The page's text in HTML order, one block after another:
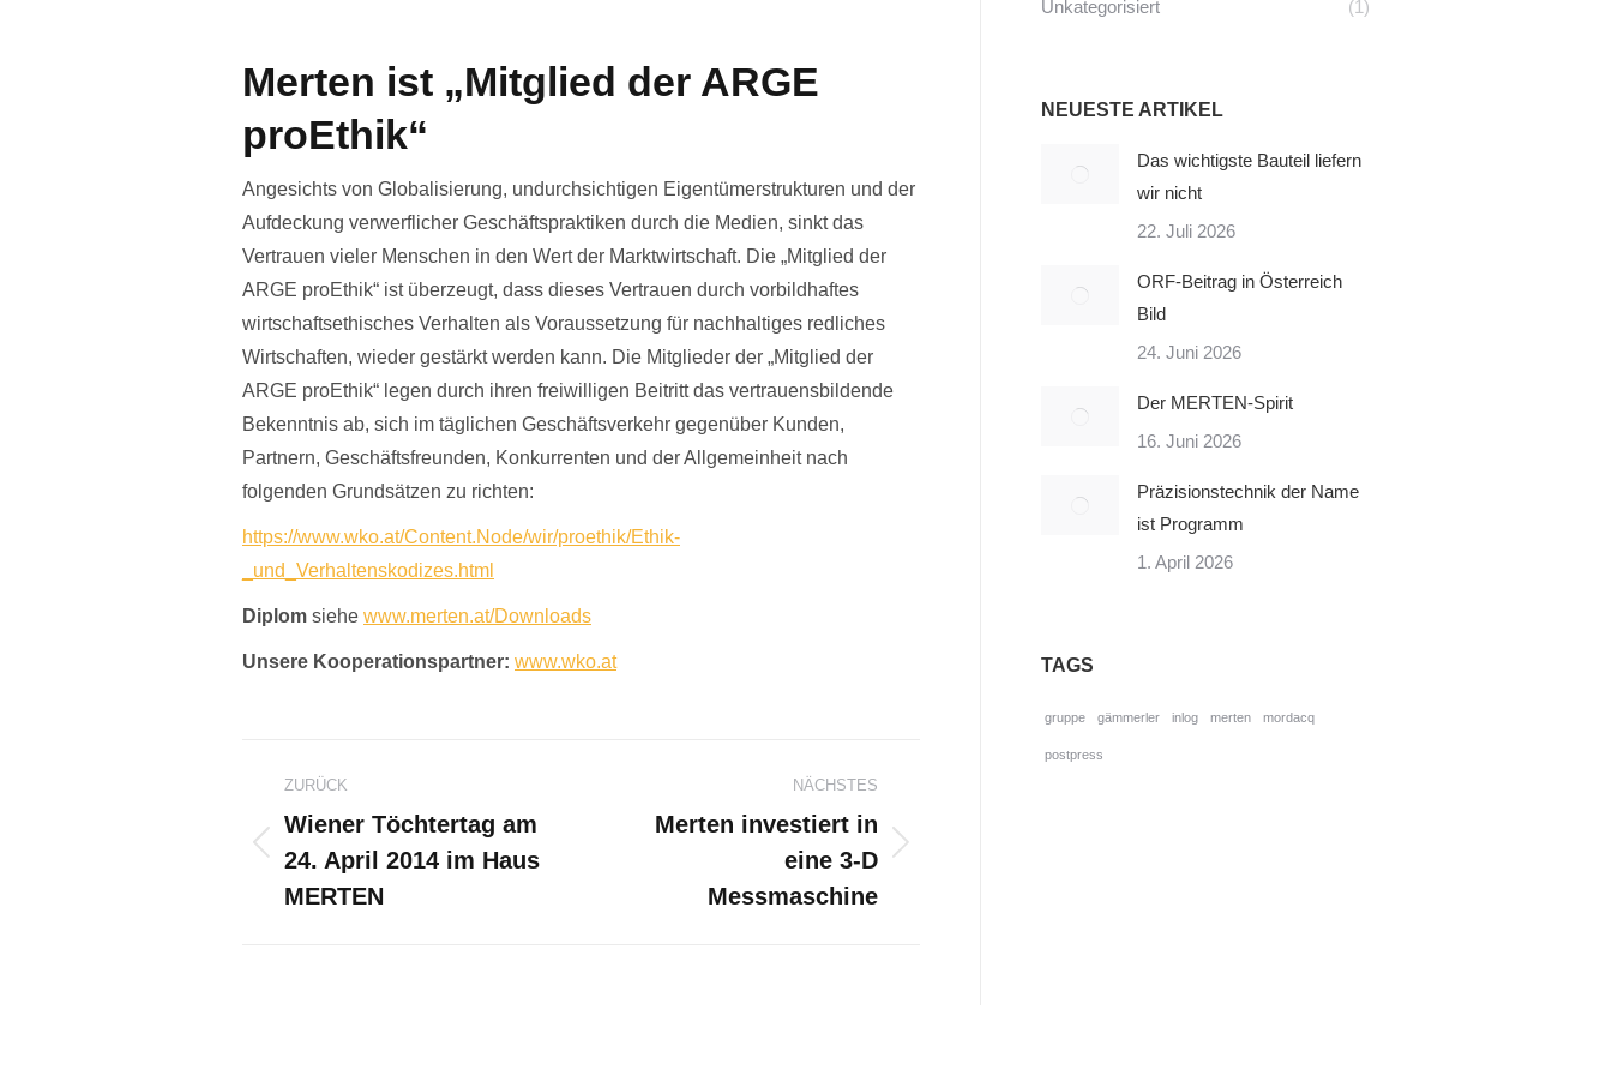
Merten ist „Mitglied der ARGE
proEthik“
Angesichts von Globalisierung, undurchsichtigen Eigentümerstrukturen und der
Aufdeckung verwerflicher Geschäftspraktiken durch die Medien, sinkt das
Vertrauen vieler Menschen in den Wert der Marktwirtschaft. Die „Mitglied der
ARGE proEthik“ ist überzeugt, dass dieses Vertrauen durch vorbildhaftes
wirtschaftsethisches Verhalten als Voraussetzung für nachhaltiges redliches
Wirtschaften, wieder gestärkt werden kann. Die Mitglieder der „Mitglied der
ARGE proEthik“ legen durch ihren freiwilligen Beitritt das vertrauensbildende
Bekenntnis ab, sich im täglichen Geschäftsverkehr gegenüber Kunden,
Partnern, Geschäftsfreunden, Konkurrenten und der Allgemeinheit nach
folgenden Grundsätzen zu richten:
https://www.wko.at/Content.Node/wir/proethik/Ethik-
_und_Verhaltenskodizes.html
Diplom siehe www.merten.at/Downloads
Unsere Kooperationspartner: www.wko.at
Kommentarnavigation
ZURÜCK
Vorheriger
Beitrag:
Wiener Töchtertag am
24. April 2014 im Haus
MERTEN
NÄCHSTES
Merten investiert in
eine 3-D
Messmaschine
Unkategorisiert
(1)
NEUESTE ARTIKEL
Das wichtigste Bauteil liefern
wir nicht
22. Juli 2026
ORF-Beitrag in Österreich
Bild
24. Juni 2026
Der MERTEN-Spirit
16. Juni 2026
Präzisionstechnik der Name
ist Programm
1. April 2026
TAGS
gruppe gämmerler inlog merten mordacq
postpress